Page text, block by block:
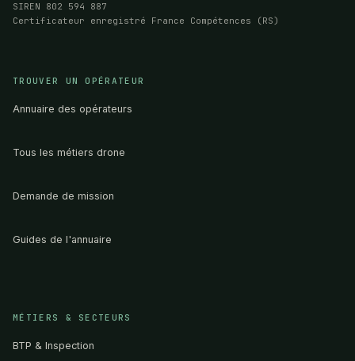
SIREN 802 594 887
Certificateur enregistré France Compétences (RS)
TROUVER UN OPÉRATEUR
Annuaire des opérateurs
Tous les métiers drone
Demande de mission
Guides de l'annuaire
MÉTIERS & SECTEURS
BTP & Inspection